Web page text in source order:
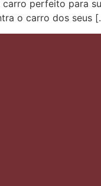
perfeito para
o carro dos seus